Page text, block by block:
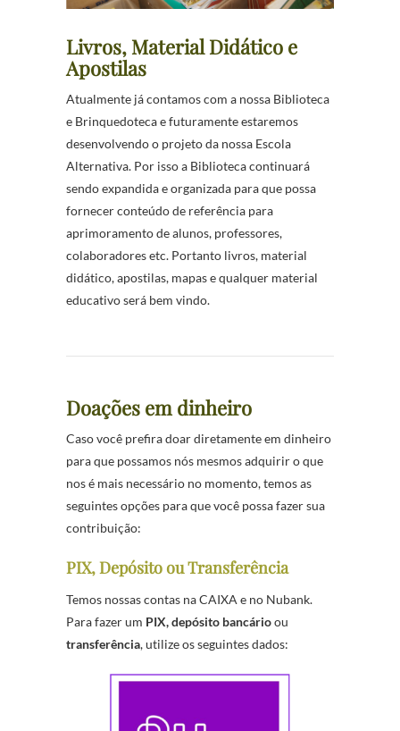
Livros, Material Didático e
Apostilas
Atualmente já contamos com a nossa Biblioteca
e Brinquedoteca e futuramente estaremos
desenvolvendo o projeto da nossa Escola
Alternativa. Por isso a Biblioteca continuará
sendo expandida e organizada para que possa
fornecer conteúdo de referência para
aprimoramento de alunos, professores,
colaboradores etc. Portanto livros, material
didático, apostilas, mapas e qualquer material
educativo será bem vindo.
Doações em dinheiro
Caso você prefira doar diretamente em dinheiro
para que possamos nós mesmos adquirir o que
nos é mais necessário no momento, temos as
seguintes opções para que você possa fazer sua
contribuição:
PIX, Depósito ou Transferência
Temos nossas contas na CAIXA e no Nubank.
Para fazer um PIX,depósito bancárioou
transferência, utilize os seguintes dados: